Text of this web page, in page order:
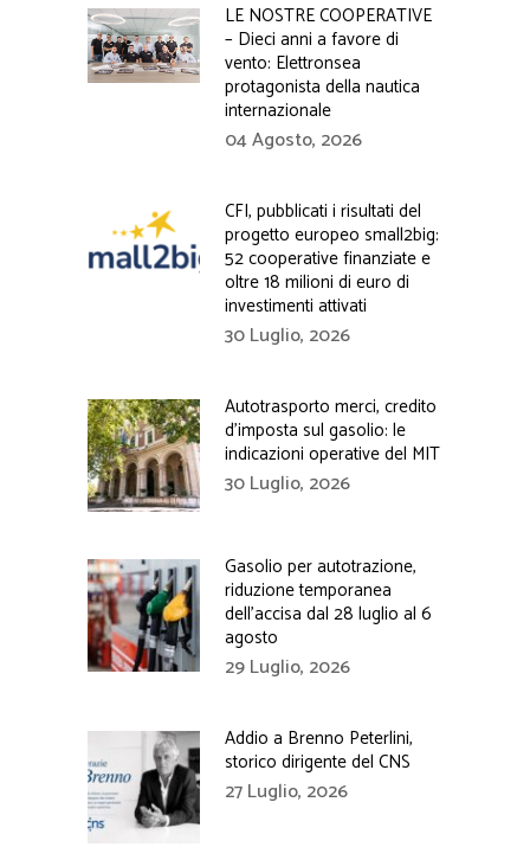
LE NOSTRE COOPERATIVE
– Dieci anni a favore di
vento: Elettronsea
protagonista della nautica
internazionale
04 Agosto, 2026
CFI, pubblicati i risultati del
progetto europeo small2big:
52 cooperative finanziate e
oltre 18 milioni di euro di
investimenti attivati
30 Luglio, 2026
Autotrasporto merci, credito
d’imposta sul gasolio: le
indicazioni operative del MIT
30 Luglio, 2026
Gasolio per autotrazione,
riduzione temporanea
dell’accisa dal 28 luglio al 6
agosto
29 Luglio, 2026
Addio a Brenno Peterlini,
storico dirigente del CNS
27 Luglio, 2026